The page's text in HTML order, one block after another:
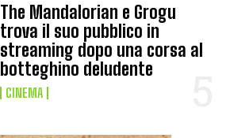
The Mandalorian e Grogu
trova il suo pubblico in
streaming dopo una corsa al
botteghino deludente
CINEMA